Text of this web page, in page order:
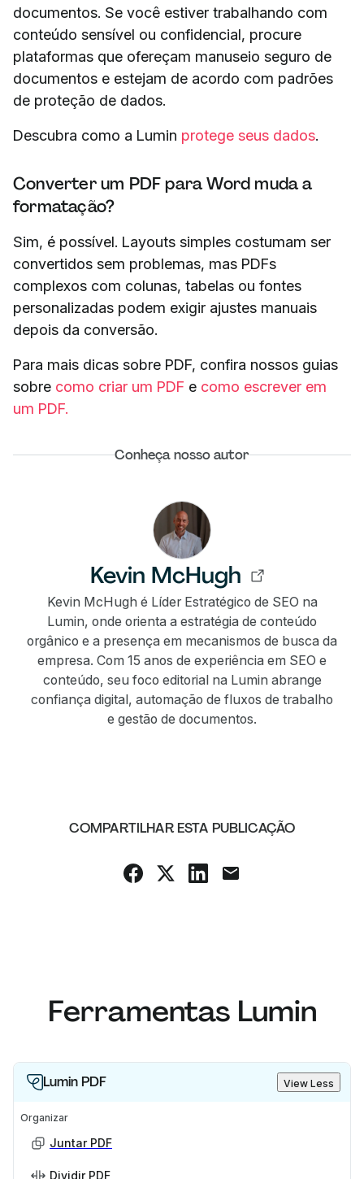
documentos. Se você estiver trabalhando com
conteúdo sensível ou confidencial, procure
plataformas que ofereçam manuseio seguro de
documentos e estejam de acordo com padrões
de proteção de dados.
Descubra como a Lumin protege seus dados.
Converter um PDF para Word muda a
formatação?
Sim, é possível. Layouts simples costumam ser
convertidos sem problemas, mas PDFs
complexos com colunas, tabelas ou fontes
personalizadas podem exigir ajustes manuais
depois da conversão.
Para mais dicas sobre PDF, confira nossos guias
sobre como criar um PDF e como escrever em
um PDF.
Conheça nosso autor
Kevin McHugh
Kevin McHugh é Líder Estratégico de SEO na
Lumin, onde orienta a estratégia de conteúdo
orgânico e a presença em mecanismos de busca da
empresa. Com 15 anos de experiência em SEO e
conteúdo, seu foco editorial na Lumin abrange
confiança digital, automação de fluxos de trabalho
e gestão de documentos.
COMPARTILHAR ESTA PUBLICAÇÃO
Ferramentas Lumin
Lumin PDF View Less
Organizar
Juntar PDF
Dividir PDF